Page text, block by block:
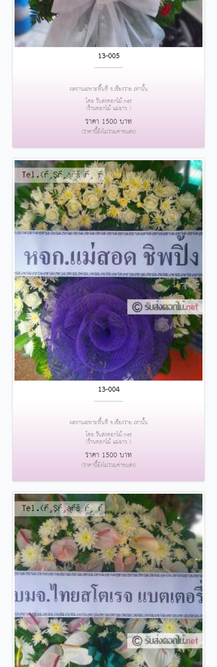
13-005
....................
ผลงานเฉพาะพื้นที่ จ.เชียงราย เท่านั้น
โดย รับส่งดอกไม้.net
(ร้านดอกไม้ แม่ยาว )
ราคา 1500 บาท
(ราคานี้ยังไม่รวมค่าขนส่ง)
13-004
....................
ผลงานเฉพาะพื้นที่ จ.เชียงราย เท่านั้น
โดย รับส่งดอกไม้.net
(ร้านดอกไม้ แม่ยาว )
ราคา 1500 บาท
(ราคานี้ยังไม่รวมค่าขนส่ง)